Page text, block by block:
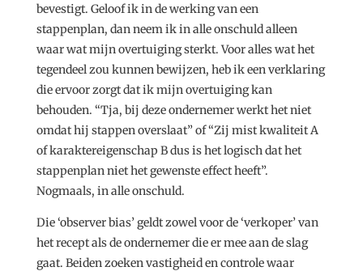
bevestigt. Geloof ik in de werking van een
stappenplan, dan neem ik in alle onschuld alleen
waar wat mijn overtuiging sterkt. Voor alles wat het
tegendeel zou kunnen bewijzen, heb ik een verklaring
die ervoor zorgt dat ik mijn overtuiging kan
behouden. “Tja, bij deze ondernemer werkt het niet
omdat hij stappen overslaat” of “Zij mist kwaliteit A
of karaktereigenschap B dus is het logisch dat het
stappenplan niet het gewenste effect heeft”.
Nogmaals, in alle onschuld.
Die ‘observer bias’ geldt zowel voor de ‘verkoper’ van
het recept als de ondernemer die er mee aan de slag
gaat. Beiden zoeken vastigheid en controle waar